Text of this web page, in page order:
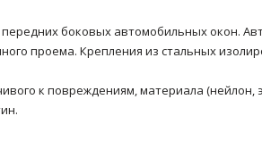
боковых автомобильных окон.
проема. Крепления из стальных
к повреждениям, материала (нейлон,